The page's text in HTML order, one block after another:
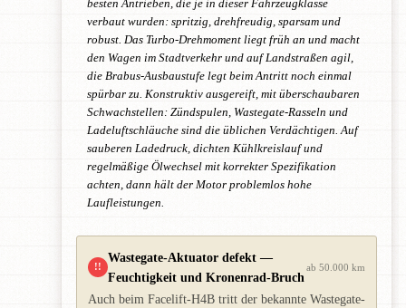
besten Antrieben, die je in dieser Fahrzeugklasse
verbaut wurden: spritzig, drehfreudig, sparsam und
robust. Das Turbo-Drehmoment liegt früh an und macht
den Wagen im Stadtverkehr und auf Landstraßen agil,
die Brabus-Ausbaustufe legt beim Antritt noch einmal
spürbar zu. Konstruktiv ausgereift, mit überschaubaren
Schwachstellen: Zündspulen, Wastegate-Rasseln und
Ladeluftschläuche sind die üblichen Verdächtigen. Auf
sauberen Ladedruck, dichten Kühlkreislauf und
regelmäßige Ölwechsel mit korrekter Spezifikation
achten, dann hält der Motor problemlos hohe
Laufleistungen.
!!
Wastegate-Aktuator defekt —
Feuchtigkeit und Kronenrad-Bruch
ab 50.000 km
Auch beim Facelift-H4B tritt der bekannte Wastegate-